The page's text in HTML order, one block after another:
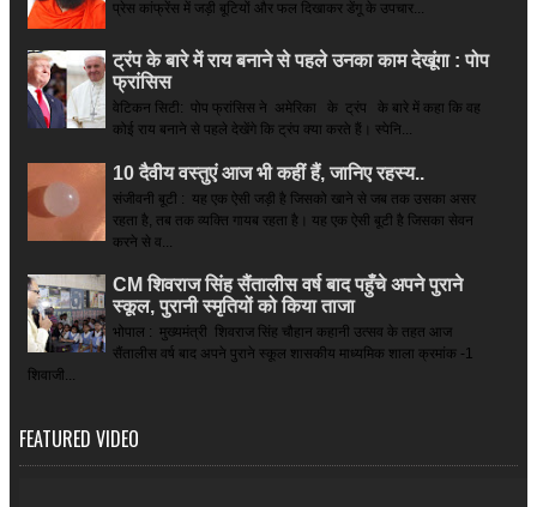
प्रेस कांफ्रेंस में जड़ी बूटियों और फल दिखाकर डेंगू के उपचार...
ट्रंप के बारे में राय बनाने से पहले उनका काम देखूंगा : पोप
फ्रांसिस
वेटिकन सिटी: पोप फ्रांसिस ने अमेरिका के ट्रंप के बारे में कहा कि वह
कोई राय बनाने से पहले देखेंगे कि ट्रंप क्या करते हैं। स्पेनि...
10 दैवीय वस्तुएं आज भी कहीं हैं, जानिए रहस्य..
संजीवनी बूटी : यह एक ऐसी जड़ी है जिसको खाने से जब तक उसका असर
रहता है, तब तक व्यक्ति गायब रहता है। यह एक ऐसी बूटी है जिसका सेवन
करने से व...
CM शिवराज सिंह सैंतालीस वर्ष बाद पहुँचे अपने पुराने
स्कूल, पुरानी स्मृतियों को किया ताजा
भोपाल : मुख्यमंत्री शिवराज सिंह चौहान कहानी उत्सव के तहत आज
सैंतालीस वर्ष बाद अपने पुराने स्कूल शासकीय माध्यमिक शाला क्रमांक -1
शिवाजी...
FEATURED VIDEO